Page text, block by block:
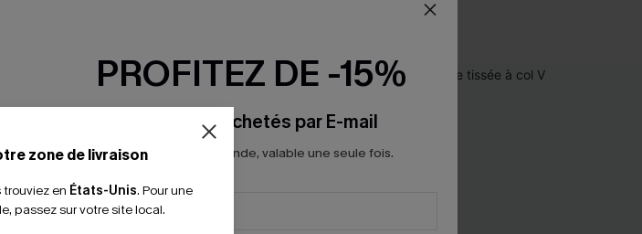
zone de livraison
en États-Unis. Pour une
passez sur votre site local.
PROFITEZ DE -15%
-15% dès 2 Achetés par E-mail
*Un code par commande, valable une seule fois.